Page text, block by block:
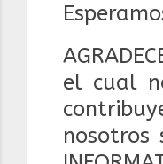
el cual
nosotros